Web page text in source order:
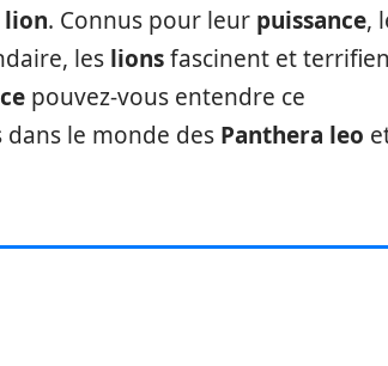
lion. Connus pour leur puissance,
les lionsfascinent et
pouvez-vous entendre ce
le monde des Panthera leo